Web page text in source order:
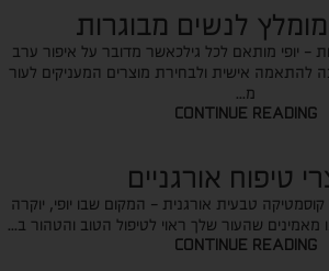
לנשים מבוגרות
- יופי מותאם לכל גילכאשר מדובר על איפור ערב
להתאמה אישית ולבחירת מוצרים המעניקים לעור
מ...
CONTINUE READING
טיפוח אורגניים
טבעית אורגנית - המקום שבו יופי, יוקרה
שהעור שלך ראוי לטיפול הטוב והטהור ב...
CONTINUE READING